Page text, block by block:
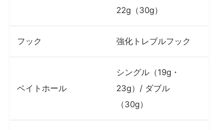
22g（30g）
フック 強化トレブルフック
ベイトホール
シングル（19g・
23g）/ ダブル
（30g）